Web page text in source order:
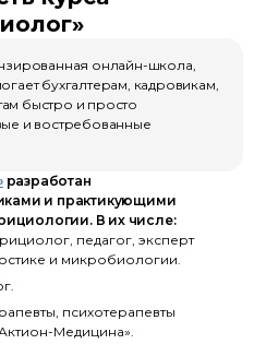
онлайн-школа,
бухгалтерам, кадровикам,
быстро и просто
и востребованные
разработан
и практикующими
В их числе:
педагог, эксперт
и микробиологии.
психотерапевты
Медицина».